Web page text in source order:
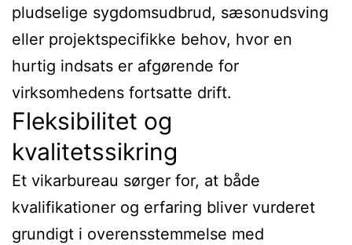
pludselige sygdomsudbrud, sæsonudsving
eller projektspecifikke behov, hvor en
hurtig indsats er afgørende for
virksomhedens fortsatte drift.
Fleksibilitet og
kvalitetssikring
Et vikarbureau sørger for, at både
kvalifikationer og erfaring bliver vurderet
grundigt i overensstemmelse med